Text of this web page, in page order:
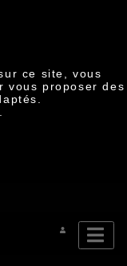
ce site, vous
vous proposer des